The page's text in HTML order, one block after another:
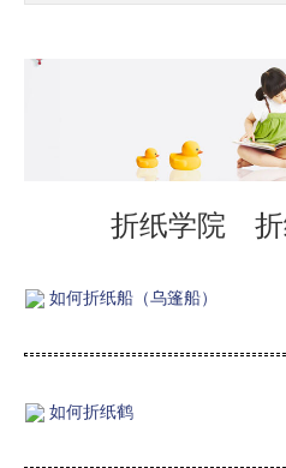
折纸学院 折
如何折纸船（乌篷船）
如何折纸鹤